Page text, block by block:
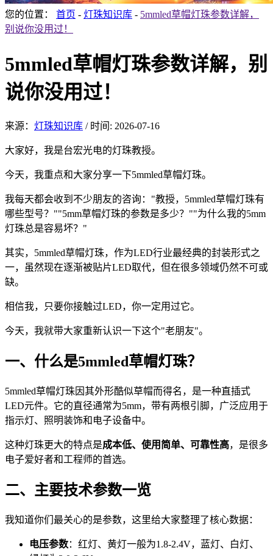
您的位置： 首页 - 灯珠知识库 - 5mmled草帽灯珠参数详解，
别说你没用过！
5mmled草帽灯珠参数详解，别
说你没用过！
来源： 灯珠知识库 / 时间: 2026-07-16
大家好，我是台宏光电的灯珠教授。
今天，我重点和大家分享一下5mmled草帽灯珠。
我每天都会收到不少朋友的咨询："教授，5mmled草帽灯珠有
哪些型号？""5mm草帽灯珠的参数是多少？""为什么我的5mm
灯珠总是容易坏？"
其实，5mmled草帽灯珠，作为LED行业最经典的封装形式之
一，虽然现在逐渐被贴片LED取代，但在很多领域仍然不可或
缺。
相信我，只要你接触过LED，你一定用过它。
今天，我就带大家重新认识一下这个"老朋友"。
一、什么是5mmled草帽灯珠？
5mmled草帽灯珠因其外形酷似草帽而得名，是一种直插式
LED元件。它的直径通常为5mm，带有两根引脚，广泛应用于
指示灯、照明装饰和电子设备中。
这种灯珠更大的特点是成本低、使用简单、可靠性高，是很多
电子爱好者和工程师的首选。
二、主要技术参数一览
我知道你们最关心的是参数，这里给大家整理了核心数据：
电压参数：红灯、黄灯一般为1.8-2.4V，蓝灯、白灯、